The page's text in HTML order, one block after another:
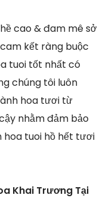
cao & đam mê sở
kết ràng buộc
tuoi tốt nhất có
chúng tôi luôn
hoa tươi từ
nhằm đảm bảo
hoa tuoi hồ hết tươi
Khai Trương Tại